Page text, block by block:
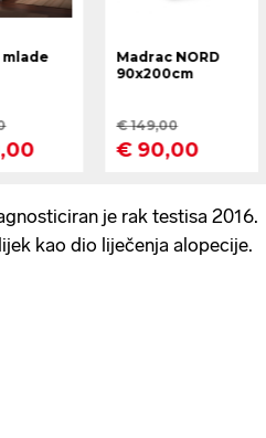
je rak testisa 2016.
kao dio liječenja alopecije.